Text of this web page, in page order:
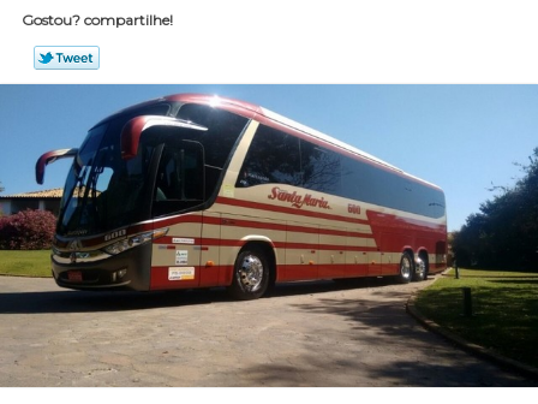
Gostou? compartilhe!